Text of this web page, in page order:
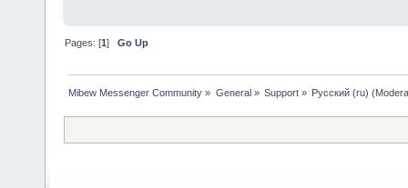
Pages: [1]Go Up
Mibew Messenger Community » General » Support» Русский (ru)